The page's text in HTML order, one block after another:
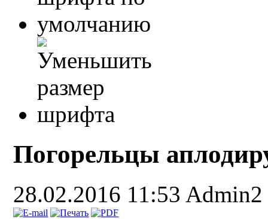
Погорельцы
28.02.2016 11:53 Admin2